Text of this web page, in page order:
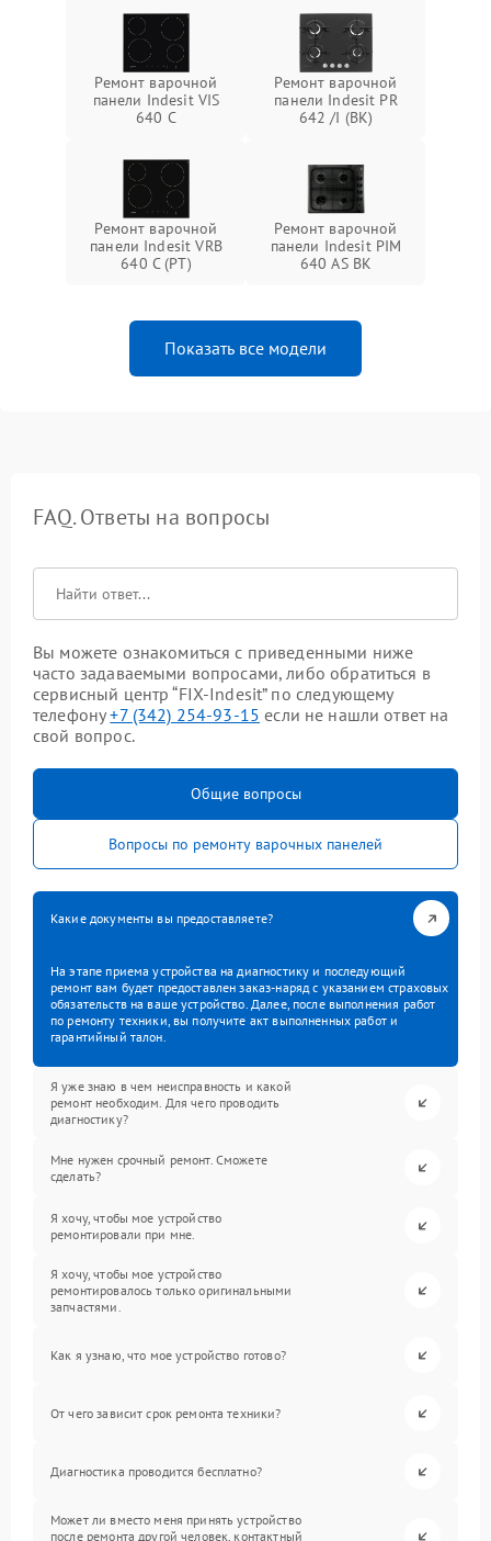
Ремонт варочной
панели Indesit VIS
640 C
Ремонт варочной
панели Indesit PR
642 /I (BK)
Ремонт варочной
панели Indesit VRB
640 C (PT)
Ремонт варочной
панели Indesit PIM
640 AS BK
Показать все модели
FAQ. Ответы на вопросы
Вы можете ознакомиться с приведенными ниже
часто задаваемыми вопросами, либо обратиться в
сервисный центр “FIX-Indesit” по следующему
телефону+7 (342) 254-93-15 если не нашли ответ на
свой вопрос.
Общие вопросы
Вопросы по ремонту варочных панелей
Какие документы вы предоставляете?
На этапе приема устройства на диагностику и последующий
ремонт вам будет предоставлен заказ-наряд с указанием страховых
обязательств на ваше устройство. Далее, после выполнения работ
по ремонту техники, вы получите акт выполненных работ и
гарантийный талон.
Я уже знаю в чем неисправность и какой
ремонт необходим. Для чего проводить
диагностику?
Мне нужен срочный ремонт. Сможете
сделать?
Я хочу, чтобы мое устройство
ремонтировали при мне.
Я хочу, чтобы мое устройство
ремонтировалось только оригинальными
запчастями.
Как я узнаю, что мое устройство готово?
От чего зависит срок ремонта техники?
Диагностика проводится бесплатно?
Может ли вместо меня принять устройство
после ремонта другой человек, контактный